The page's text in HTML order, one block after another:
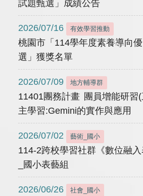
試題甄選」成績公告
2026/07/16 有效學習推動
桃園市「114學年度素養導向
選」獲獎名單
2026/07/09 地方輔導群
11401團務計畫 團員增能研習
主學習:Gemini的實作與應用
2026/07/02 藝術_國小
114-2跨校學習社群《數位融入
_國小表藝組
2026/06/26 社會_國小